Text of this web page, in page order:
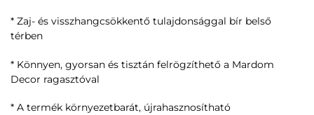
* Zaj- és visszhangcsökkentő tulajdonsággal bír belső
térben
* Könnyen, gyorsan és tisztán felrögzíthető a Mardom
Decor ragasztóval
* A termék környezetbarát, újrahasznosítható